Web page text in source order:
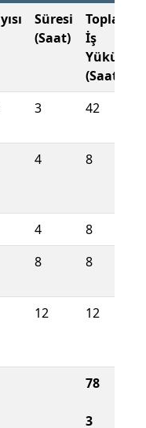
Süresi
(Saat)
Toplam
İş
Yükü
(Saat)
3 42
4 8
4
8
8 8
12 12
78
3